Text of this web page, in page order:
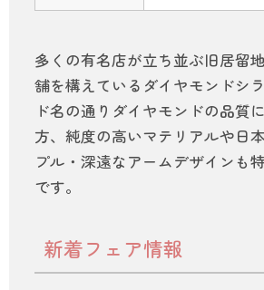
多くの有名店が立ち並ぶ旧居留
舗を構えているダイヤモンドシ
ド名の通りダイヤモンドの品質
方、純度の高いマテリアルや日
プル・深遠なアームデザインも
です。
新着フェア情報